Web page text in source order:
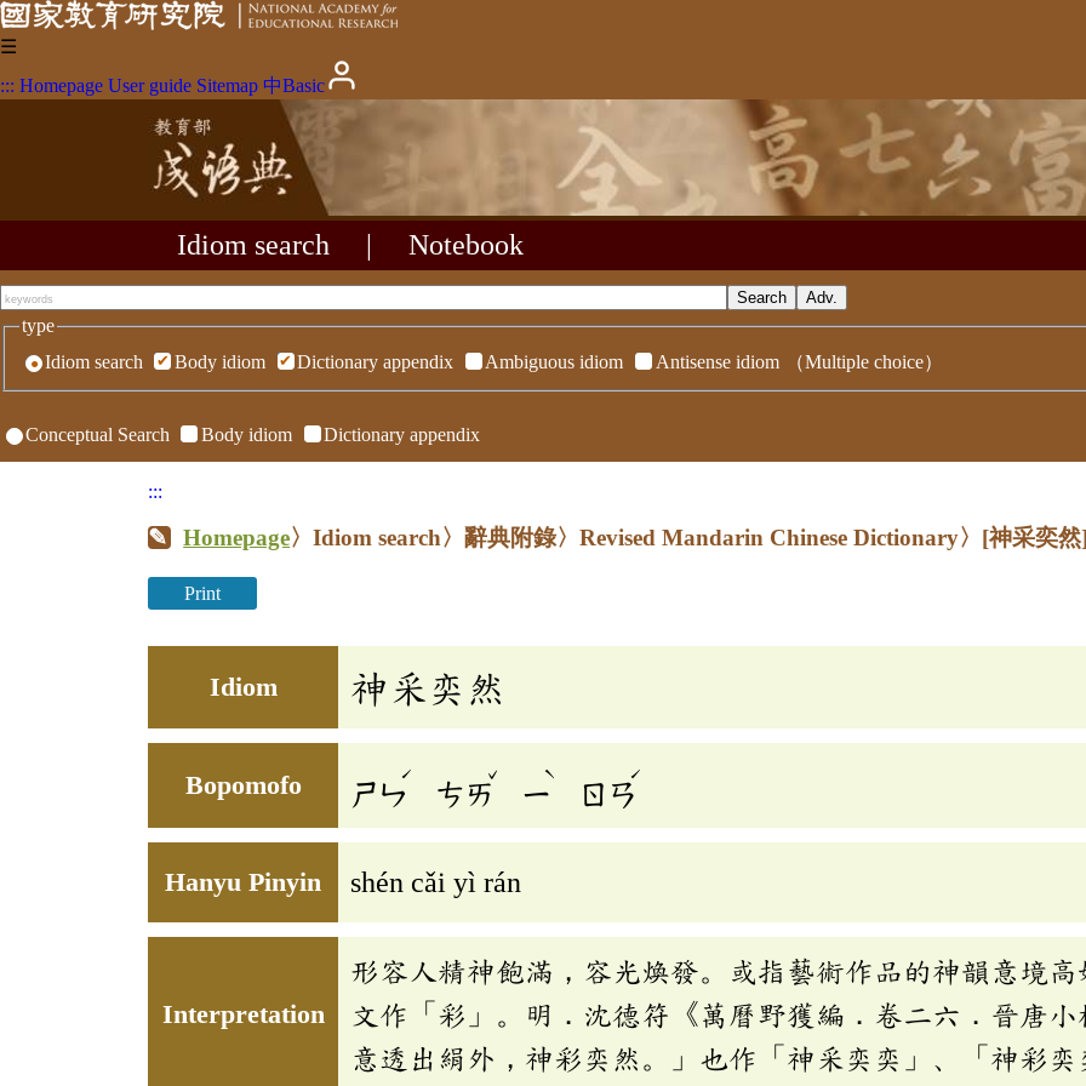
☰
::: Homepage User guide Sitemap 中Basic
Idiom search Notebook
type
Idiom search
Body idiom Dictionary appendix Ambiguous idiom Antisense idiom （Multiple choice）
Conceptual Search Body idiom Dictionary appendix
:::
Homepage〉Idiom search〉辭典附錄〉Revised Mandarin Chinese Dictionary〉 [神采奕
Print
Idiom 神采奕然
Bopomofo ㄕㄣ
ˊ
ㄘㄞ
ˇ
ㄧ
ˋ
ㄖㄢ
ˊ
Hanyu Pinyin shén cǎi yì rán
Interpretation
形容人精神飽滿，容光煥發。或指藝術作品的神韻意境
文作「彩」。明．沈德符《萬曆野獲編．卷二六．晉唐
意透出絹外，神彩奕然。」也作「神采奕奕」、「神彩奕